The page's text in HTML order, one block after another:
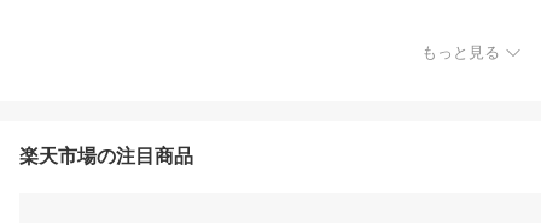
もっと見る
楽天市場の注目商品